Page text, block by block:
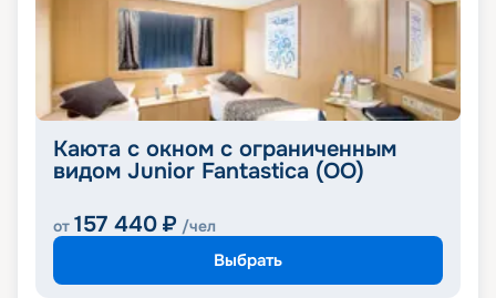
Каюта с окном с ограниченным
видом Junior Fantastica (OO)
от 157 440 ₽ /чел
Выбрать